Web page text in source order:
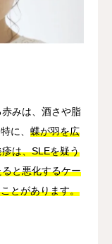
みは、酒さや脂
に、 蝶が羽を広
は、SLEを疑う
と悪化するケー
とがあります。